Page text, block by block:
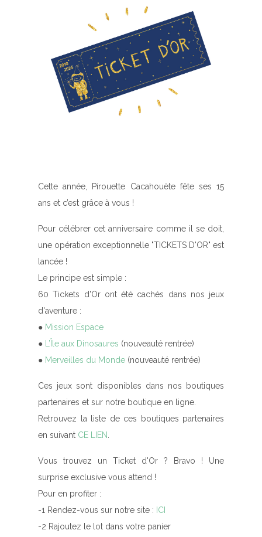
Cette année, Pirouette Cacahouète fête ses 15
ans et c’est grâce à vous !
Pour célébrer cet anniversaire comme il se doit,
une opération exceptionnelle "TICKETS D'OR" est
lancée !
Le principe est simple :
60 Tickets d'Or ont été cachés dans nos jeux
d'aventure :
● Mission Espace
● L’Île aux Dinosaures (nouveauté rentrée)
● Merveilles du Monde (nouveauté rentrée)
Ces jeux sont disponibles dans nos boutiques
partenaires et sur notre boutique en ligne.
Retrouvez la liste de ces boutiques partenaires
en suivant CE LIEN.
Vous trouvez un Ticket d'Or ? Bravo ! Une
surprise exclusive vous attend !
Pour en profiter :
-1 Rendez-vous sur notre site : ICI
-2 Rajoutez le lot dans votre panier